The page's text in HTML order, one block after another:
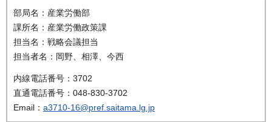
部局名：産業労働部
課所名：産業労働政策課
担当名：戦略会議担当
担当者名：岡野、相澤、今西
内線電話番号：3702
直通電話番号：048-830-3702
Email： a3710-16@pref.saitama.lg.jp